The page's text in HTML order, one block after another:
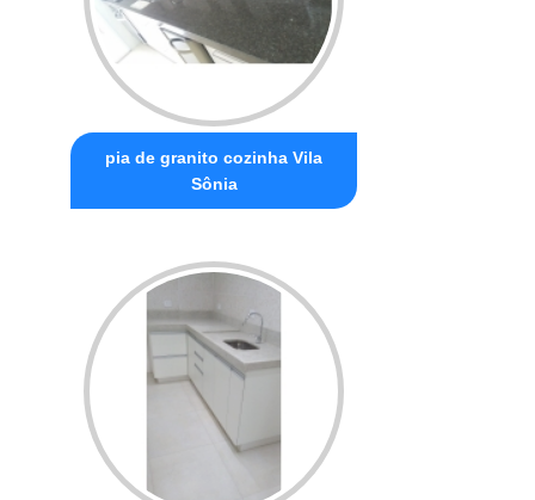
pia de granito cozinha Vila
Sônia